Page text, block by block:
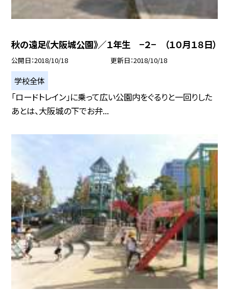
秋の遠足《大阪城公園》／１年生 −２− （１０月１８日）
公開日 2018/10/18 更新日 2018/10/18
学校全体
「ロードトレイン」に乗って広い公園内をぐるりと一回りした
あとは、大阪城の下でお弁...